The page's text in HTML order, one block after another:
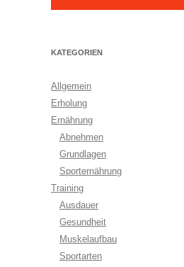
KATEGORIEN
Allgemein
Erholung
Ernährung
Abnehmen
Grundlagen
Sporternährung
Training
Ausdauer
Gesundheit
Muskelaufbau
Sportarten